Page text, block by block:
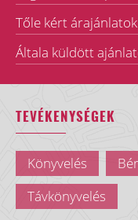
Tőle kért árajánlatok
Általa küldött
TEVÉKENYSÉGEK
Könyvelés
Távkönyvelés